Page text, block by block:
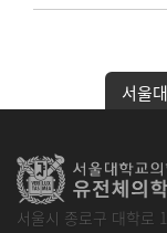
서울
서울시 종로구 대학로